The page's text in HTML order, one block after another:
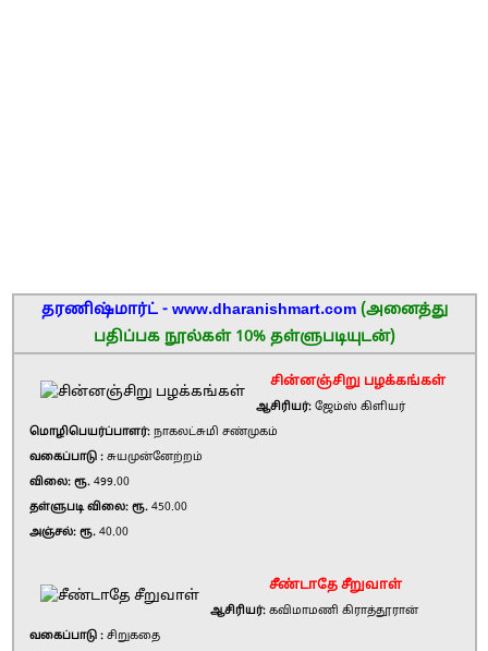
தரணிஷ்மார்ட் - www.dharanishmart.com (அனைத்து
பதிப்பக நூல்கள் 10% தள்ளுபடியுடன்)
சின்னஞ்சிறு பழக்கங்கள்
ஆசிரியர்: ஜேம்ஸ் கிளியர்
மொழிபெயர்ப்பாளர்: நாகலட்சுமி சண்முகம்
வகைப்பாடு : சுயமுன்னேற்றம்
விலை: ரூ. 499.00
தள்ளுபடி விலை: ரூ. 450.00
அஞ்சல்: ரூ. 40.00
சீண்டாதே சீறுவாள்
ஆசிரியர்: கவிமாமணி கிராத்தூரான்
வகைப்பாடு : சிறுகதை